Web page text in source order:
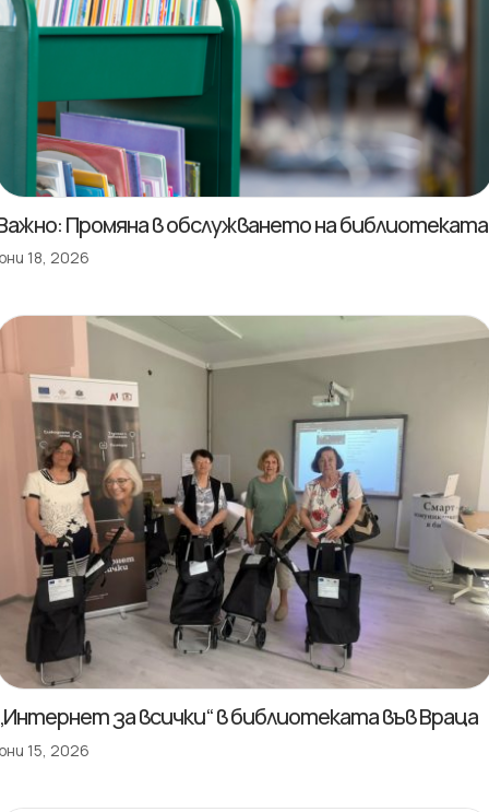
Промяна в обслужването на библиотеката
18, 2026
за всички“ в библиотеката във Враца
15, 2026